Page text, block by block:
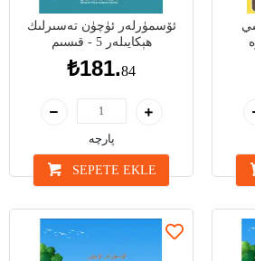
ئۆسمۈرلەر ئۈچۈن تەسىرلىك
ھېكايىلەر 5 - قىسىم
₺181.84
پارچە
SEPETE EKLE